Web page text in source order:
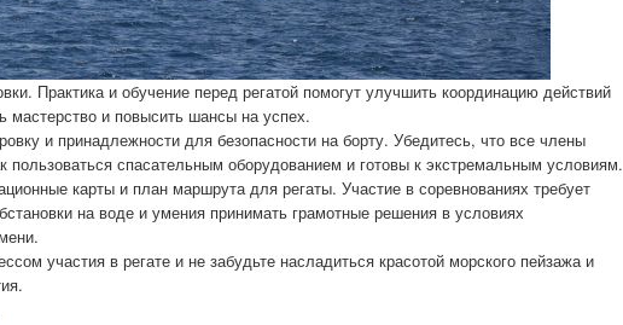
Практика и обучение перед регатой помогут улучшить координацию действий
мастерство и повысить шансы на успех.
и принадлежности для безопасности на борту. Убедитесь, что все члены
пользоваться спасательным оборудованием и готовы к экстремальным условиям.
карты и план маршрута для регаты. Участие в соревнованиях требует
на воде и умения принимать грамотные решения в условиях
участия в регате и не забудьте насладиться красотой морского пейзажа и